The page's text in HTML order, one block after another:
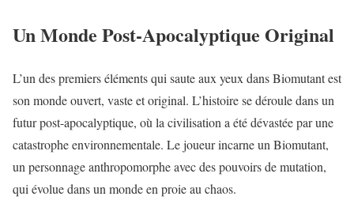
Un Monde Post-Apocalyptique Original
L’un des premiers éléments qui saute aux yeux dans Biomutant est
son monde ouvert, vaste et original. L’histoire se déroule dans un
futur post-apocalyptique, où la civilisation a été dévastée par une
catastrophe environnementale. Le joueur incarne un Biomutant,
un personnage anthropomorphe avec des pouvoirs de mutation,
qui évolue dans un monde en proie au chaos.